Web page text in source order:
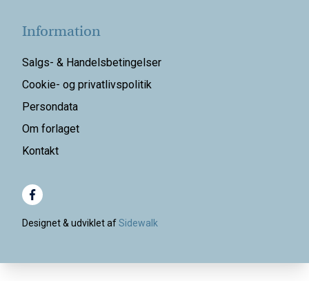
Information
Salgs- & Handelsbetingelser
Cookie- og privatlivspolitik
Persondata
Om forlaget
Kontakt
Designet & udviklet afSidewalk